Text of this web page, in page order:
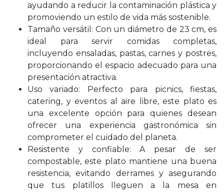
ayudando a reducir la contaminación plástica y
promoviendo un estilo de vida más sostenible.
Tamaño versátil: Con un diámetro de 23 cm, es
ideal para servir comidas completas,
incluyendo ensaladas, pastas, carnes y postres,
proporcionando el espacio adecuado para una
presentación atractiva.
Uso variado: Perfecto para picnics, fiestas,
catering, y eventos al aire libre, este plato es
una excelente opción para quienes desean
ofrecer una experiencia gastronómica sin
comprometer el cuidado del planeta.
Resistente y confiable: A pesar de ser
compostable, este plato mantiene una buena
resistencia, evitando derrames y asegurando
que tus platillos lleguen a la mesa en